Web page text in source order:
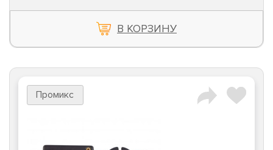
В КОРЗИНУ
Промикс